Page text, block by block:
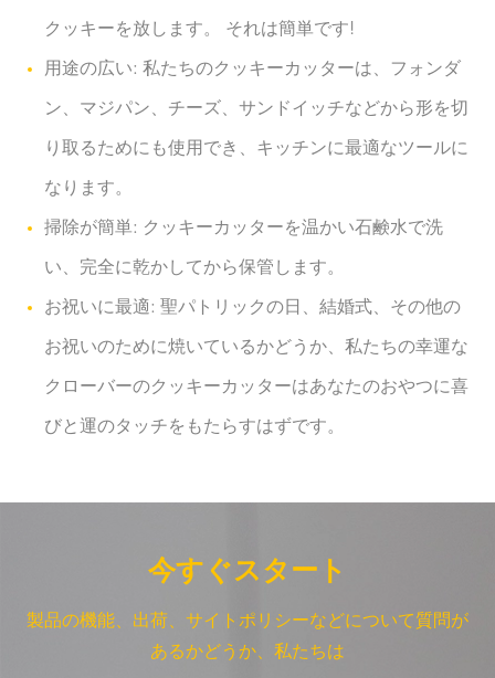
クッキーを放します。 それは簡単です!
用途の広い: 私たちのクッキーカッターは、フォンダ
ン、マジパン、チーズ、サンドイッチなどから形を切
り取るためにも使用でき、キッチンに最適なツールに
なります。
掃除が簡単: クッキーカッターを温かい石鹸水で洗
い、完全に乾かしてから保管します。
お祝いに最適: 聖パトリックの日、結婚式、その他の
お祝いのために焼いているかどうか、私たちの幸運な
クローバーのクッキーカッターはあなたのおやつに喜
びと運のタッチをもたらすはずです。
今すぐスタート
製品の機能、出荷、サイトポリシーなどについて質問が
あるかどうか、私たちは